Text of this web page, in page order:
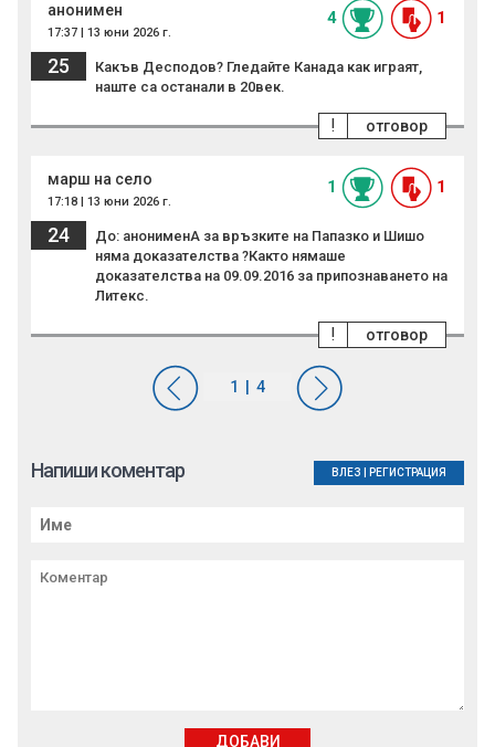
анонимен
17:37 | 13 юни 2026 г.
4 1
25
Какъв Десподов? Гледайте Канада как играят,
наште са останали в 20век.
отговор
!
марш на село
17:18 | 13 юни 2026 г.
1 1
24
До: анонименА за връзките на Папазко и Шишо
няма доказателства ?Както нямаше
доказателства на 09.09.2016 за припознаването на
Литекс.
отговор
!
Напиши коментар ВЛЕЗ РЕГИСТРАЦИЯ
ДОБАВИ